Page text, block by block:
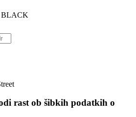
BLACK
rast ob šibkih podatkih o